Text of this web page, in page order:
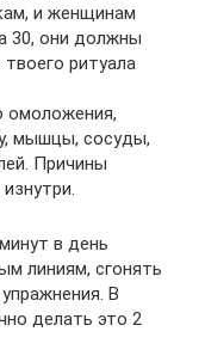
и женщинам
30, они должны
ритуала
омоложения,
мышцы, сосуды,
Причины
в день
линиям, сгонять
В
делать это 2